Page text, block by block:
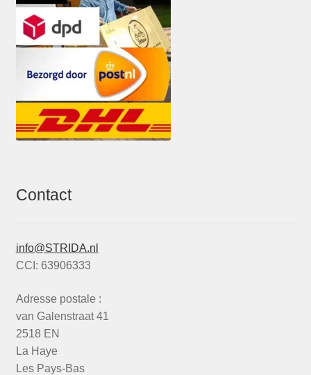
Contact
info@STRIDA.nl
CCI: 63906333
Adresse postale :
van Galenstraat 41
2518 EN
La Haye
Les Pays-Bas